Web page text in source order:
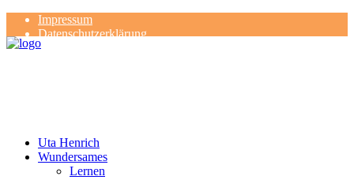
Impressum
Datenschutzerklärung
Kontakt
Uta Henrich
Wundersames
Lernen